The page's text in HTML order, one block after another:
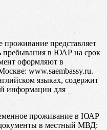
представляет
пребывания в ЮАР на срок
оформляют в
www.saembassy.ru.
языках, содержит
информации для
проживание в ЮАР
в местный МВД: